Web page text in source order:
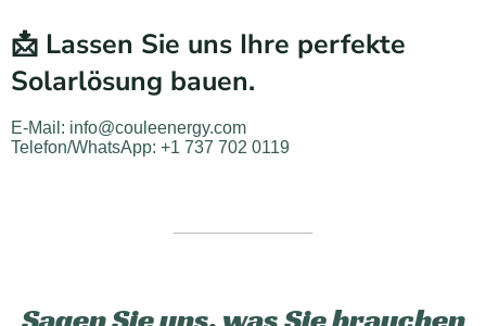
📩 Lassen Sie uns Ihre perfekte
Solarlösung bauen.
E-Mail: info@couleenergy.com
Telefon/WhatsApp: +1 737 702 0119